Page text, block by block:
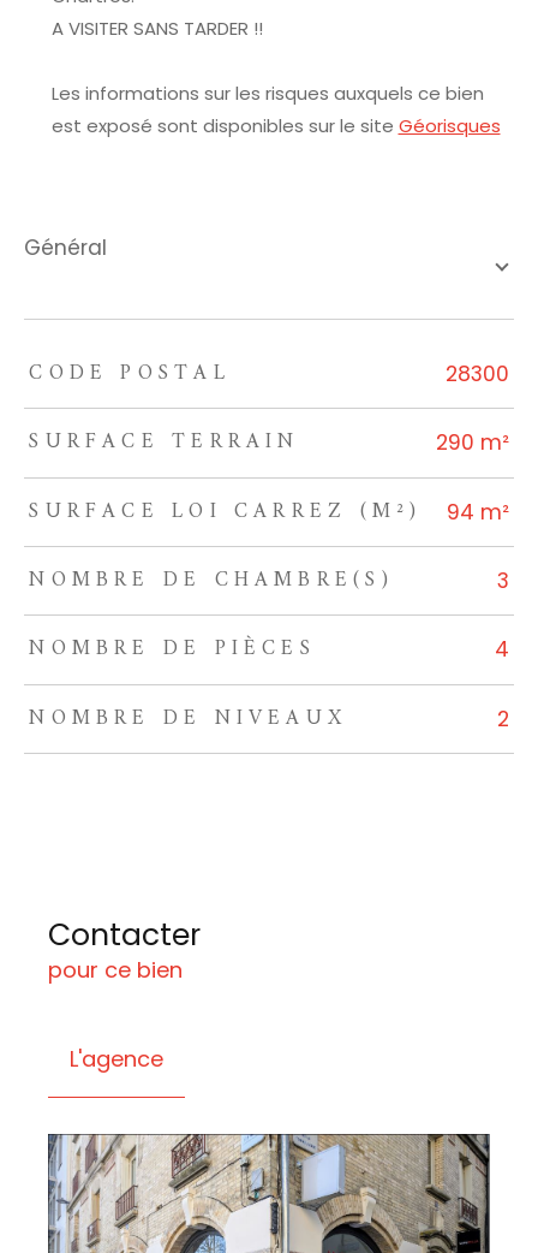
A VISITER SANS TARDER !!
Les informations sur les risques auxquels ce bien
est exposé sont disponibles sur le site Géorisques
général
TRAD_ZEPHYR_Caracteristique TRAD_ZEPHYR_Valeurs
CODE POSTAL 28300
SURFACE TERRAIN 290 m²
SURFACE LOI CARREZ (M²) 94 m²
NOMBRE DE CHAMBRE(S) 3
NOMBRE DE PIÈCES 4
NOMBRE DE NIVEAUX 2
Contacter
pour ce bien
L'agence